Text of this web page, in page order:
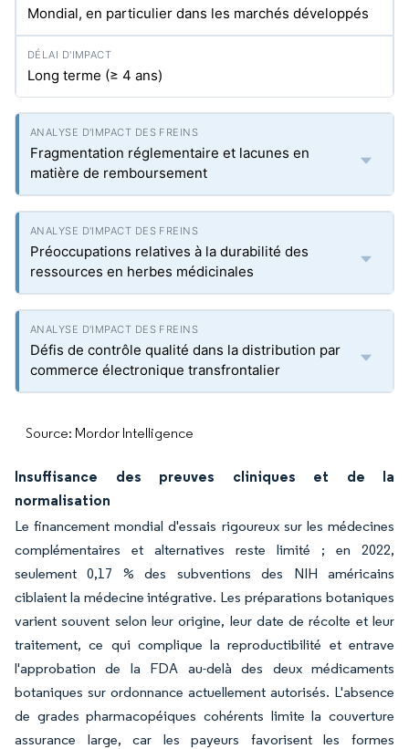
Mondial, en particulier dans les marchés développés
Long terme (≥ 4 ans)
Fragmentation réglementaire et lacunes en
matière de remboursement
Préoccupations relatives à la durabilité des
ressources en herbes médicinales
Défis de contrôle qualité dans la distribution par
commerce électronique transfrontalier
Source: Mordor Intelligence
Insuffisance des preuves cliniques et de la
normalisation
Le financement mondial d'essais rigoureux sur les médecines
complémentaires et alternatives reste limité ; en 2022,
seulement 0,17 % des subventions des NIH américains
ciblaient la médecine intégrative. Les préparations botaniques
varient souvent selon leur origine, leur date de récolte et leur
traitement, ce qui complique la reproductibilité et entrave
l'approbation de la FDA au-delà des deux médicaments
botaniques sur ordonnance actuellement autorisés. L'absence
de grades pharmacopéiques cohérents limite la couverture
assurance large, car les payeurs favorisent les formes